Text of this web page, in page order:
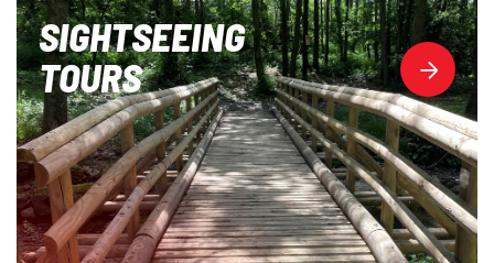
SIGHTSEEING
TOURS